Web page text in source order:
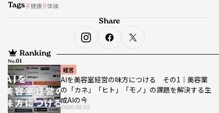
Tags 健康 体操
Ranking
経営
AIを美容室経営の味方につける その1｜美容業
の「カネ」「ヒト」「モノ」の課題を解決する生
成AIの今
2026.02.05
No.
Share